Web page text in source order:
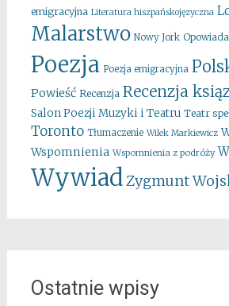
emigracyjna Literatura hiszpańskojęzyczna
Malarstwo Nowy Jork
Poezja Poezja emigracyjna
Powieść Recenzja Recenzja
Salon Poezji Muzyki i Teatru Teatr
Toronto Tłumaczenie Wilek Markiewicz
Wspomnienia Wspomnienia z podróży
WywiadZygmunt
Ostatnie wpisy